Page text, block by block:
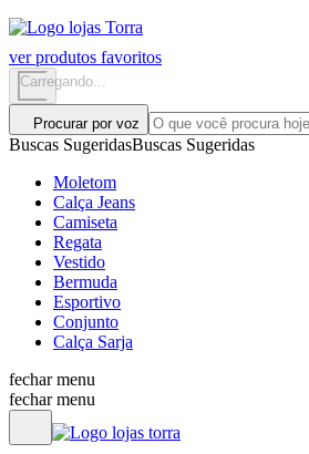
ver produtos favoritos
Carregando...
Procurar por voz
Buscas SugeridasBuscas Sugeridas
Moletom
Calça Jeans
Camiseta
Regata
Vestido
Bermuda
Esportivo
Conjunto
Calça Sarja
fechar menu
fechar menu